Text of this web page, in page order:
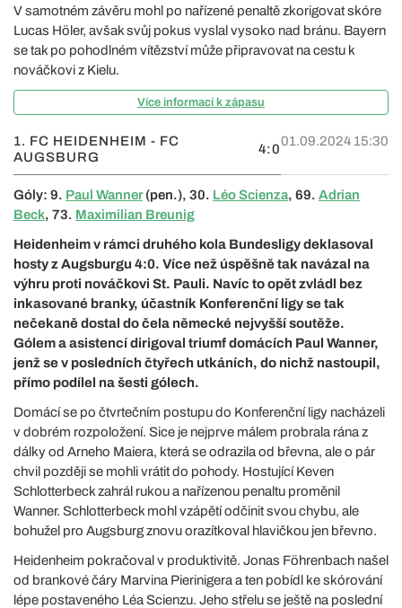
V samotném závěru mohl po nařízené penaltě zkorigovat skóre
Lucas Höler, avšak svůj pokus vyslal vysoko nad bránu. Bayern
se tak po pohodlném vítězství může připravovat na cestu k
nováčkovi z Kielu.
Více informací k zápasu
1. FC HEIDENHEIM - FC
AUGSBURG
4:0
01.09.2024 15:30
Góly: 9. Paul Wanner(pen.), 30. Léo Scienza, 69. Adrian
Beck, 73. Maximilian Breunig
Heidenheim v rámci druhého kola Bundesligy deklasoval
hosty z Augsburgu 4:0. Více než úspěšně tak navázal na
výhru proti nováčkovi St. Pauli. Navíc to opět zvládl bez
inkasované branky, účastník Konferenční ligy se tak
nečekaně dostal do čela německé nejvyšší soutěže.
Gólem a asistencí dirigoval triumf domácích Paul Wanner,
jenž se v posledních čtyřech utkáních, do nichž nastoupil,
přímo podílel na šesti gólech.
Domácí se po čtvrtečním postupu do Konferenční ligy nacházeli
v dobrém rozpoložení. Sice je nejprve málem probrala rána z
dálky od Arneho Maiera, která se odrazila od břevna, ale o pár
chvil později se mohli vrátit do pohody. Hostující Keven
Schlotterbeck zahrál rukou a nařízenou penaltu proměnil
Wanner. Schlotterbeck mohl vzápětí odčinit svou chybu, ale
bohužel pro Augsburg znovu orazítkoval hlavičkou jen břevno.
Heidenheim pokračoval v produktivitě. Jonas Föhrenbach našel
od brankové čáry Marvina Pierinigera a ten pobídl ke skórování
lépe postaveného Léa Scienzu. Jeho střelu se ještě na poslední